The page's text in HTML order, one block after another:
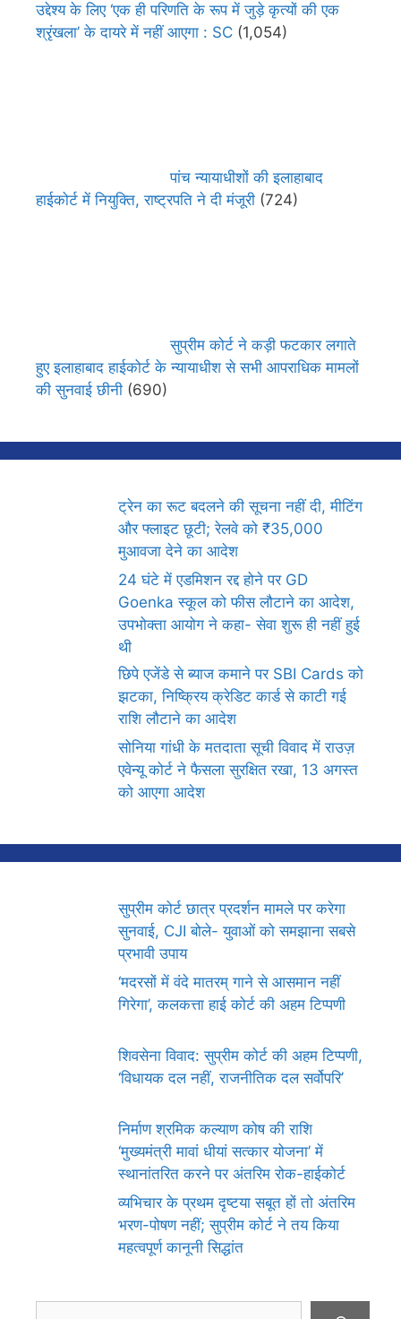
उद्देश्य के लिए ‘एक ही परिणति के रूप में जुड़े कृत्यों की एक
श्रृंखला’ के दायरे में नहीं आएगा : SC (1,054)
पांच न्यायाधीशों की इलाहाबाद
हाईकोर्ट में नियुक्ति, राष्ट्रपति ने दी मंजूरी (724)
सुप्रीम कोर्ट ने कड़ी फटकार लगाते
हुए इलाहाबाद हाईकोर्ट के न्यायाधीश से सभी आपराधिक मामलों
की सुनवाई छीनी (690)
ट्रेन का रूट बदलने की सूचना नहीं दी, मीटिंग
और फ्लाइट छूटी; रेलवे को ₹35,000
मुआवजा देने का आदेश
24 घंटे में एडमिशन रद्द होने पर GD
Goenka स्कूल को फीस लौटाने का आदेश,
उपभोक्ता आयोग ने कहा- सेवा शुरू ही नहीं हुई
थी
छिपे एजेंडे से ब्याज कमाने पर SBI Cards को
झटका, निष्क्रिय क्रेडिट कार्ड से काटी गई
राशि लौटाने का आदेश
सोनिया गांधी के मतदाता सूची विवाद में राउज़
एवेन्यू कोर्ट ने फैसला सुरक्षित रखा, 13 अगस्त
को आएगा आदेश
सुप्रीम कोर्ट छात्र प्रदर्शन मामले पर करेगा
सुनवाई, CJI बोले- युवाओं को समझाना सबसे
प्रभावी उपाय
‘मदरसों में वंदे मातरम् गाने से आसमान नहीं
गिरेगा’, कलकत्ता हाई कोर्ट की अहम टिप्पणी
शिवसेना विवाद: सुप्रीम कोर्ट की अहम टिप्पणी,
‘विधायक दल नहीं, राजनीतिक दल सर्वोपरि’
निर्माण श्रमिक कल्याण कोष की राशि
‘मुख्यमंत्री मावां धीयां सत्कार योजना’ में
स्थानांतरित करने पर अंतरिम रोक-हाईकोर्ट
व्यभिचार के प्रथम दृष्टया सबूत हों तो अंतरिम
भरण-पोषण नहीं; सुप्रीम कोर्ट ने तय किया
महत्वपूर्ण कानूनी सिद्धांत